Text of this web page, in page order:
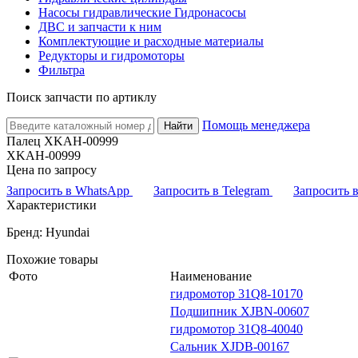
Насосы гидравлические Гидронасосы
ДВС и запчасти к ним
Комплектующие и расходные материалы
Редукторы и гидромоторы
Фильтра
Поиск запчасти по артиклу
Найти
Помощь менеджера
Палец XKAH-00999
XKAH-00999
Цена по запросу
Запросить в WhatsApp
Запросить в Telegram
Запросить
Характеристики
Бренд: Hyundai
Похожие товары
Фото
Наименование
гидромотор 31Q8-10170
Подшипник XJBN-00607
гидромотор 31Q8-40040
Сальник XJDB-00167